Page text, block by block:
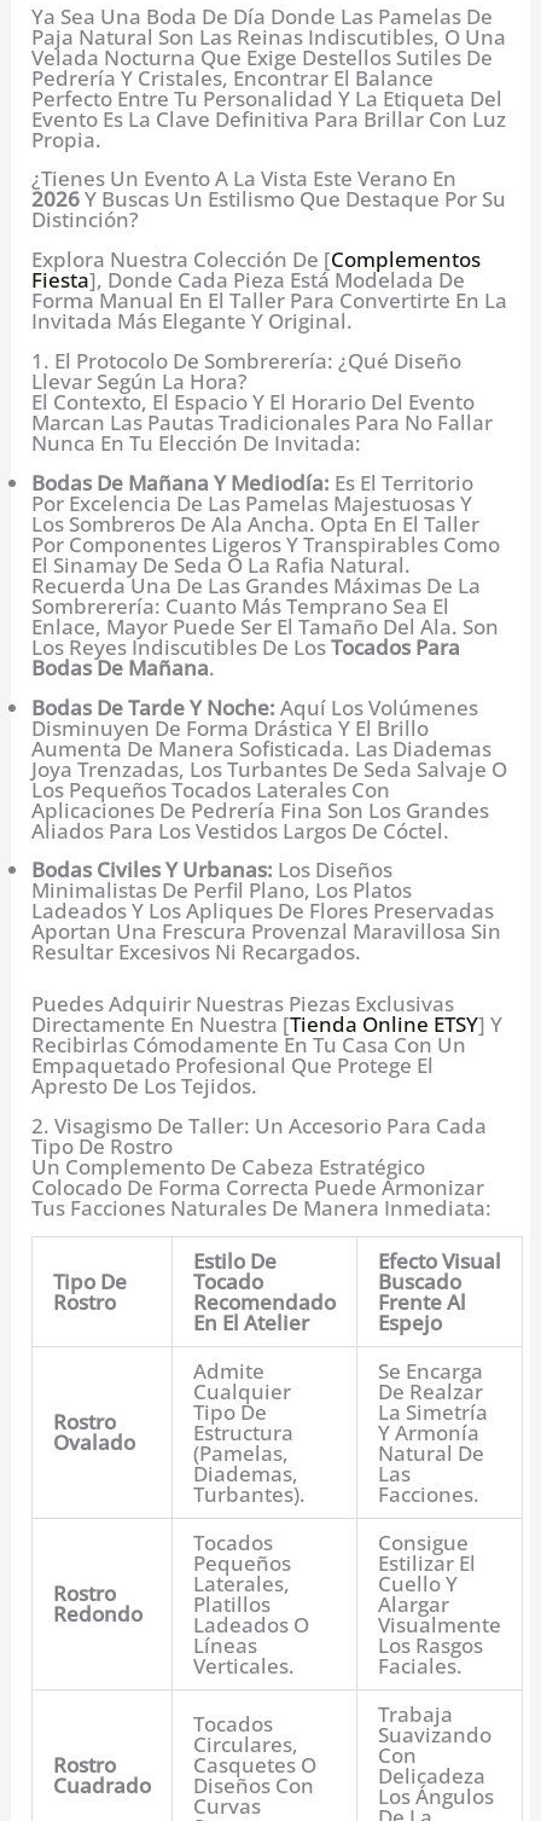
Ya Sea Una Boda De Día Donde Las Pamelas De
Paja Natural Son Las Reinas Indiscutibles, O Una
Velada Nocturna Que Exige Destellos Sutiles De
Pedrería Y Cristales, Encontrar El Balance
Perfecto Entre Tu Personalidad Y La Etiqueta Del
Evento Es La Clave Definitiva Para Brillar Con Luz
Propia.
¿Tienes Un Evento A La Vista Este Verano En
2026Y Buscas Un Estilismo Que Destaque Por Su
Distinción?
Explora Nuestra Colección De [Complementos
Fiesta], Donde Cada Pieza Está Modelada De
Forma Manual En El Taller Para Convertirte En La
Invitada Más Elegante Y Original.
1. El Protocolo De Sombrerería: ¿Qué Diseño
Llevar Según La Hora?
El Contexto, El Espacio Y El Horario Del Evento
Marcan Las Pautas Tradicionales Para No Fallar
Nunca En Tu Elección De Invitada:
Bodas De Mañana Y Mediodía: Es El Territorio
Por Excelencia De Las Pamelas Majestuosas Y
Los Sombreros De Ala Ancha. Opta En El Taller
Por Componentes Ligeros Y Transpirables Como
El Sinamay De Seda O La Rafia Natural.
Recuerda Una De Las Grandes Máximas De La
Sombrerería: Cuanto Más Temprano Sea El
Enlace, Mayor Puede Ser El Tamaño Del Ala. Son
Los Reyes Indiscutibles De LosTocados Para
Bodas De Mañana.
Bodas De Tarde Y Noche: Aquí Los Volúmenes
Disminuyen De Forma Drástica Y El Brillo
Aumenta De Manera Sofisticada. Las Diademas
Joya Trenzadas, Los Turbantes De Seda Salvaje O
Los Pequeños Tocados Laterales Con
Aplicaciones De Pedrería Fina Son Los Grandes
Aliados Para Los Vestidos Largos De Cóctel.
Bodas Civiles Y Urbanas: Los Diseños
Minimalistas De Perfil Plano, Los Platos
Ladeados Y Los Apliques De Flores Preservadas
Aportan Una Frescura Provenzal Maravillosa Sin
Resultar Excesivos Ni Recargados.
Puedes Adquirir Nuestras Piezas Exclusivas
Directamente En Nuestra [Tienda Online ETSY] Y
Recibirlas Cómodamente En Tu Casa Con Un
Empaquetado Profesional Que Protege El
Apresto De Los Tejidos.
2. Visagismo De Taller: Un Accesorio Para Cada
Tipo De Rostro
Un Complemento De Cabeza Estratégico
Colocado De Forma Correcta Puede Armonizar
Tus Facciones Naturales De Manera Inmediata:
Tipo De
Rostro
Estilo De
Tocado
Recomendado
En El Atelier
Efecto Visual
Buscado
Frente Al
Espejo
Rostro
Ovalado
Admite
Cualquier
Tipo De
Estructura
(pamelas,
Diademas,
Turbantes).
Se Encarga
De Realzar
La Simetría
Y Armonía
Natural De
Las
Facciones.
Rostro
Redondo
Tocados
Pequeños
Laterales,
Platillos
Ladeados O
Líneas
Verticales.
Consigue
Estilizar El
Cuello Y
Alargar
Visualmente
Los Rasgos
Faciales.
Rostro
Cuadrado
Tocados
Circulares,
Casquetes O
Diseños Con
Curvas
Trabaja
Suavizando
Con
Delicadeza
Los Ángulos